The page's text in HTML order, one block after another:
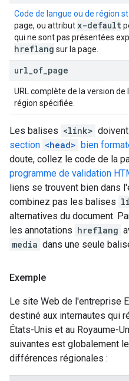
Code de langue ou de région
page, ou attribut x-default
qui ne sont pas présentées
hreflang sur la page.
url of page
URL complète de la version de
région spécifiée.
Les balises <link>
section <head> bien
doute, collez le code de la
programme de validation
liens se trouvent bien dans
combinez pas les balises
alternatives du document.
les annotations hreflang
media dans une seule
Exemple
Le site Web de l'entreprise
destiné aux internautes qui
États-Unis et au Royaume-
suivantes est globalement
différences régionales :